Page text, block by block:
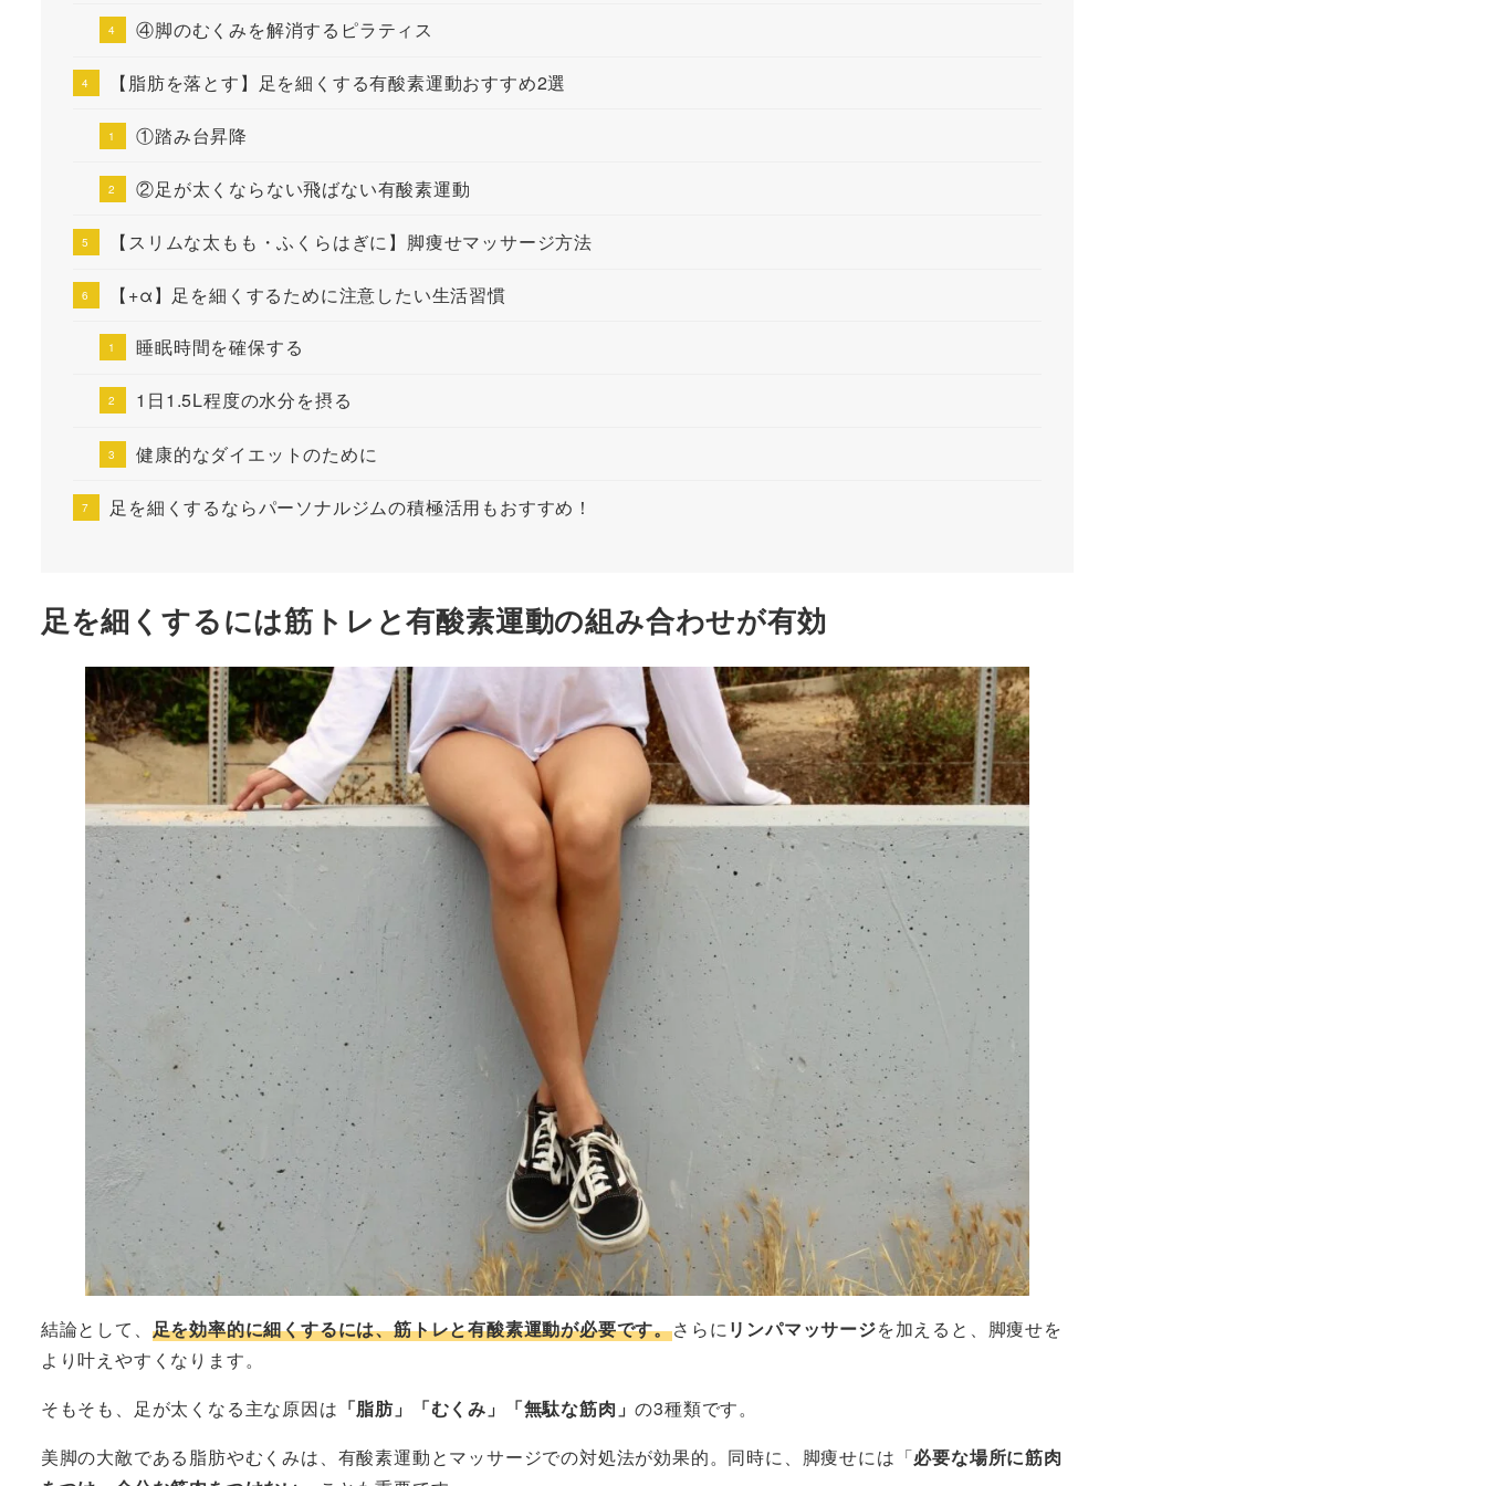
④脚のむくみを解消するピラティス
【脂肪を落とす】足を細くする有酸素運動おすすめ2選
①踏み台昇降
②足が太くならない飛ばない有酸素運動
【スリムな太もも・ふくらはぎに】脚痩せマッサージ方法
【+α】足を細くするために注意したい生活習慣
睡眠時間を確保する
1日1.5L程度の水分を摂る
健康的なダイエットのために
足を細くするならパーソナルジムの積極活用もおすすめ！
足を細くするには筋トレと有酸素運動の組み合わせが有効
結論として、 足を効率的に細くするには、筋トレと有酸素運動が必要です。さらにリンパマッサージを加えると、脚痩せを
より叶えやすくなります。
そもそも、足が太くなる主な原因は 「脂肪」「むくみ」「無駄な筋肉」の3種類です。
美脚の大敵である脂肪やむくみは、有酸素運動とマッサージでの対処法が効果的。同時に、脚痩せには「必要な場所に筋肉